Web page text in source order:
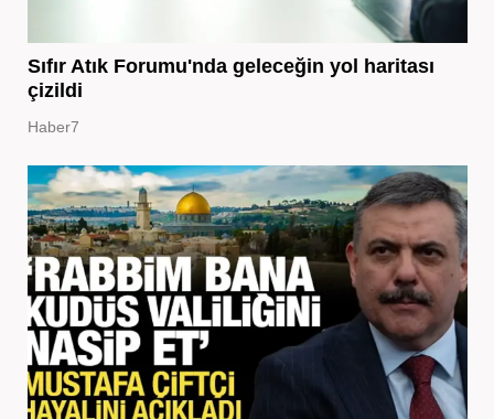
Sıfır Atık Forumu'nda geleceğin yol haritası
çizildi
Haber7